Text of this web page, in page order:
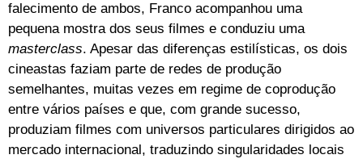
falecimento de ambos, Franco acompanhou uma
pequena mostra dos seus filmes e conduziu uma
masterclass. Apesar das diferenças estilísticas, os dois
cineastas faziam parte de redes de produção
semelhantes, muitas vezes em regime de coprodução
entre vários países e que, com grande sucesso,
produziam filmes com universos particulares dirigidos ao
mercado internacional, traduzindo singularidades locais